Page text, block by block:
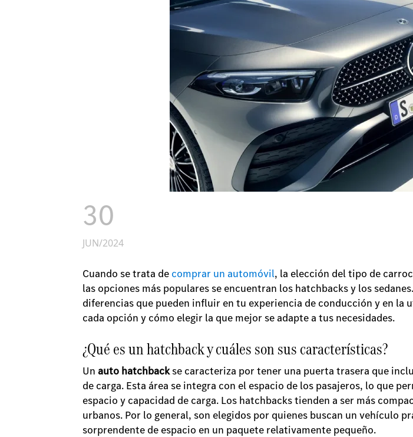
30
JUN/2024
Cuando se trata de comprar un automóvil, la elección del tipo de
las opciones más populares se encuentran los hatchbacks y los
diferencias que pueden influir en tu experiencia de conducción y en
cada opción y cómo elegir la que mejor se adapte a tus necesidades.
¿Qué es un hatchback y cuáles son sus características?
Un auto hatchbackse caracteriza por tener una puerta trasera que
de carga. Esta área se integra con el espacio de los pasajeros, lo que
espacio y capacidad de carga. Los hatchbacks tienden a ser más
urbanos. Por lo general, son elegidos por quienes buscan un vehículo
sorprendente de espacio en un paquete relativamente pequeño.